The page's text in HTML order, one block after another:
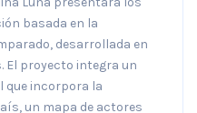
basada en la
desarrollada en
El proyecto integra un
que incorpora la
un mapa de actores